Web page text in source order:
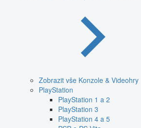
Zobrazit vše Konzole & Videohry
PlayStation
PlayStation 1 a 2
PlayStation 3
PlayStation 4 a 5